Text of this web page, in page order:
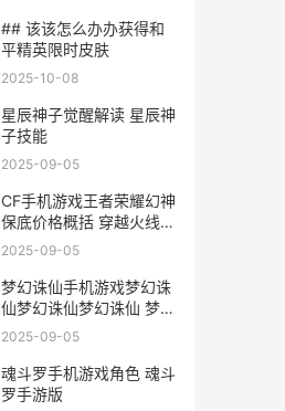
## 该该怎么办办获得和
平精英限时皮肤
2025-10-08
星辰神子觉醒解读 星辰神
子技能
2025-09-05
CF手机游戏王者荣耀幻神
保底价格概括 穿越火线枪
战王者手机
2025-09-05
梦幻诛仙手机游戏梦幻诛
仙梦幻诛仙梦幻诛仙 梦幻
诛仙手机游戏听不到语音
2025-09-05
魂斗罗手机游戏角色 魂斗
罗手游版